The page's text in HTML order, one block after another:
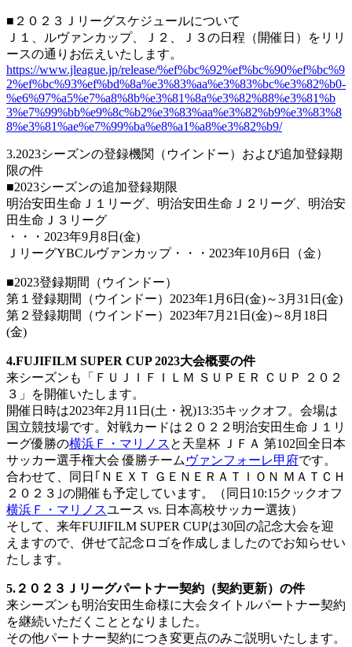
■２０２３Ｊリーグスケジュールについて
Ｊ１、ルヴァンカップ、Ｊ２、Ｊ３の日程（開催日）をリリ
ースの通りお伝えいたします。
https://www.jleague.jp/release/%ef%bc%92%ef%bc%90%ef%bc%9
2%ef%bc%93%ef%bd%8a%e3%83%aa%e3%83%bc%e3%82%b0-
%e6%97%a5%e7%a8%8b%e3%81%8a%e3%82%88%e3%81%b
3%e7%99%bb%e9%8c%b2%e3%83%aa%e3%82%b9%e3%83%8
8%e3%81%ae%e7%99%ba%e8%a1%a8%e3%82%b9/
3.2023シーズンの登録機関（ウインドー）および追加登録期
限の件
■2023シーズンの追加登録期限
明治安田生命Ｊ１リーグ、明治安田生命Ｊ２リーグ、明治安
田生命Ｊ３リーグ
・・・2023年9月8日(金)
ＪリーグYBCルヴァンカップ・・・2023年10月6日（金）
■2023登録期間（ウインドー）
第１登録期間（ウインドー）2023年1月6日(金)～3月31日(金)
第２登録期間（ウインドー）2023年7月21日(金)～8月18日
(金)
4.FUJIFILM SUPER CUP 2023大会概要の件
来シーズンも「ＦＵＪＩＦＩＬＭ ＳＵＰＥＲ ＣＵＰ ２０２
３」を開催いたします。
開催日時は2023年2月11日(土・祝)13:35キックオフ。会場は
国立競技場です。対戦カードは２０２２明治安田生命Ｊ１リ
ーグ優勝の横浜Ｆ・マリノス と天皇杯 ＪＦＡ 第102回全日本
サッカー選手権大会 優勝チーム ヴァンフォーレ甲府です。
合わせて、同日｢ＮＥＸＴ ＧＥＮＥＲＡＴＩＯＮ ＭＡＴＣＨ
２０２３｣の開催も予定しています。（同日10:15クックオフ
横浜Ｆ・マリノスユース vs. 日本高校サッカー選抜）
そして、来年FUJIFILM SUPER CUPは30回の記念大会を迎
えますので、併せて記念ロゴを作成しましたのでお知らせい
たします。
5.２０２３Ｊリーグパートナー契約（契約更新）の件
来シーズンも明治安田生命様に大会タイトルパートナー契約
を継続いただくこととなりました。
その他パートナー契約につき変更点のみご説明いたします。